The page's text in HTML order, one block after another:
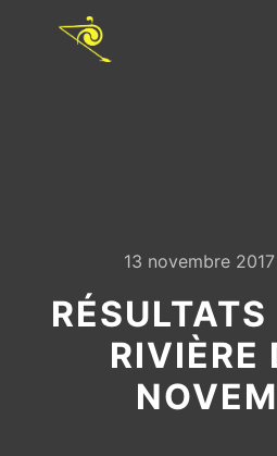
13 novembre 2017
RIVIÈRE